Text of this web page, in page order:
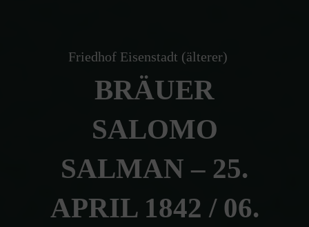
Friedhof Eisenstadt (älterer)
BRÄUER
SALOMO
SALMAN – 25.
APRIL 1842 / 06.